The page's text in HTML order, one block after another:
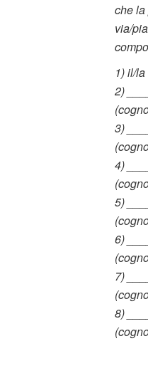
che
via/
1) il/
2)
3)
4)
5)
6)
7)
8)